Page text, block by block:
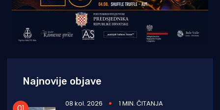
Najnovije objave
08 kol. 2026
1 MIN. ČITANJA